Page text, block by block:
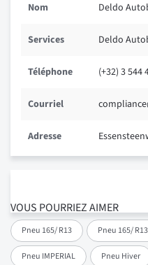
VOUS POURRIEZ AIMER
Pneu 165/ R13 Pneu 165/
Pneu IMPERIAL Pneu Hiver
Nom Deldo
Services Deldo
Téléphone (+32) 3 544
Courriel
Adresse